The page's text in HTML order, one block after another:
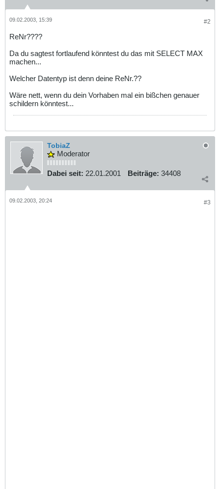
#2
09.02.2003, 15:39
ReNr????
Da du sagtest fortlaufend könntest du das mit SELECT MAX
machen...
Welcher Datentyp ist denn deine ReNr.??
Wäre nett, wenn du dein Vorhaben mal ein bißchen genauer
schildern könntest...
TobiaZ
Moderator
Dabei seit: 22.01.2001 Beiträge: 34408
#3
09.02.2003, 20:24